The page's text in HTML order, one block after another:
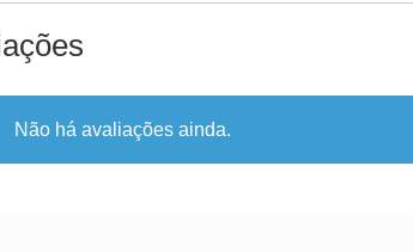
Não há avaliações ainda.